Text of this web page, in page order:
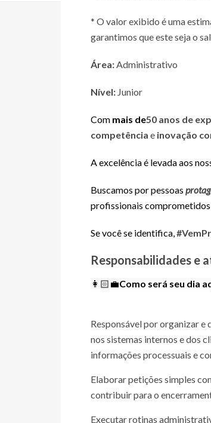
* O valor exibido é uma
garantimos que este seja o
Área:Administrativo
Nível: Junior
Com mais de50 anos de
competência e inovação
A excelência é levada aos
Buscamos por pessoas
profissionais comprometidos
Se você se identifica,
Responsabilidades e
👩🏻‍💼Como será seu dia
Responsável por organizar
nos sistemas internos e dos
informações processuais e
Elaborar petições simples
contribuir para o
Executar rotinas